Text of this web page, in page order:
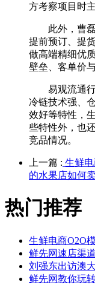
方考察项目时
此外，曹磊
提前预订、提
做高端精细优
壁垒、客单价
易观流通行
冷链技术强、
效好等特性，
些特性外，也
竞品情况。
上一篇 : 生鲜
的水果店如何
热门推荐
生鲜电商O2O
鲜先网速店渠
刘强东出访澳
鲜先网教你玩